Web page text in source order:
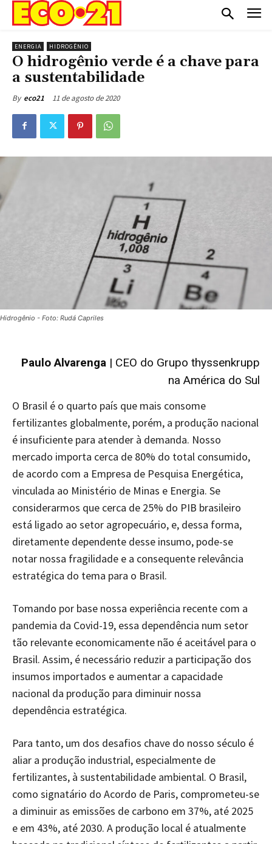
ENERGIA HIDROGÊNIO
O hidrogênio verde é a chave para
a sustentabilidade
By eco21 11 de agosto de 2020
Hidrogênio - Foto: Rudá Capriles
Paulo Alvarenga | CEO do Grupo thyssenkrupp
na América do Sul
O Brasil é o quarto país que mais consome
fertilizantes globalmente, porém, a produção nacional
é insuficiente para atender à demanda. Nosso
mercado importa cerca de 80% do total consumido,
de acordo com a Empresa de Pesquisa Energética,
vinculada ao Ministério de Minas e Energia. Se
considerarmos que cerca de 25% do PIB brasileiro
está ligado ao setor agropecuário, e, dessa forma,
diretamente dependente desse insumo, pode-se
notar nossa fragilidade e a consequente relevância
estratégica do tema para o Brasil.
Tomando por base nossa experiência recente com a
pandemia da Covid-19, essa dependência num setor
tão relevante economicamente não é aceitável para o
Brasil. Assim, é necessário reduzir a participação dos
insumos importados e aumentar a capacidade
nacional da produção para diminuir nossa
dependência estratégica.
Para tanto, um dos desafios chave do nosso século é
aliar a produção industrial, especialmente de
fertilizantes, à sustentabilidade ambiental. O Brasil,
como signatário do Acordo de Paris, comprometeu-se
a diminuir as emissões de carbono em 37%, até 2025
e em 43%, até 2030. A produção local é atualmente